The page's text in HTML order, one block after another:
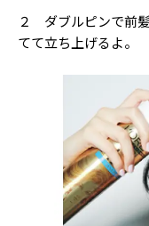
２ ダブルピンで前
てて立ち上げるよ。